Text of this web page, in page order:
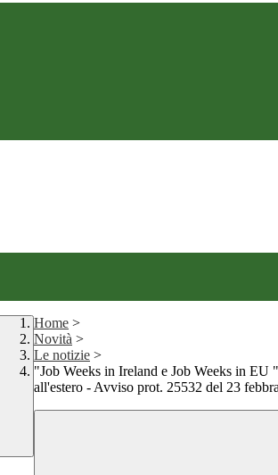
Home >
Novità >
Le notizie >
"Job Weeks in Ireland e Job Weeks in
all'estero - Avviso prot. 25532 del 23